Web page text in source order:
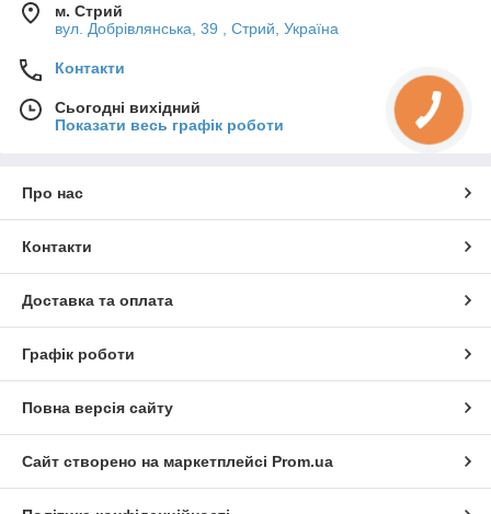
м. Стрий
вул. Добрівлянська, 39 , Стрий, Україна
Контакти
Сьогодні вихідний
Показати весь графік роботи
Про нас
Контакти
Доставка та оплата
Графік роботи
Повна версія сайту
Сайт створено на маркетплейсі Prom.ua